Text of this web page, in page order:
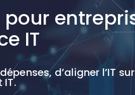
IT
d’aligner l’IT